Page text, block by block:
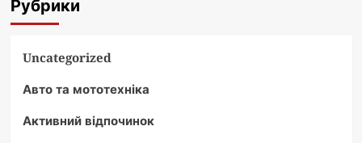
Рубрики
Uncategorized
Авто та мототехніка
Активний відпочинок